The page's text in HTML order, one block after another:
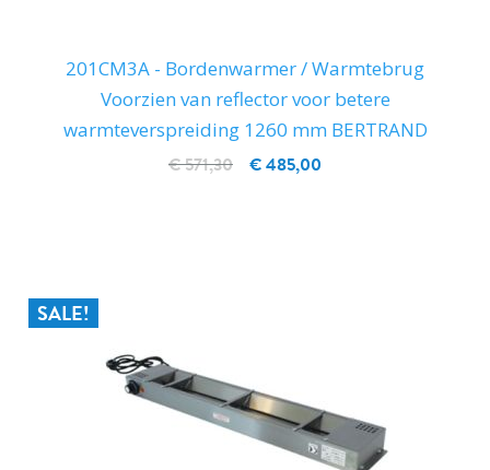
201CM3A - Bordenwarmer / Warmtebrug
Voorzien van reflector voor betere
warmteverspreiding 1260 mm BERTRAND
€ 485,00
€ 571,30
SALE!